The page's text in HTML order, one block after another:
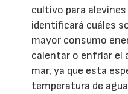
cultivo para alevines
identificará cuáles
mayor consumo
calentar o enfriar el
mar, ya que esta
temperatura de